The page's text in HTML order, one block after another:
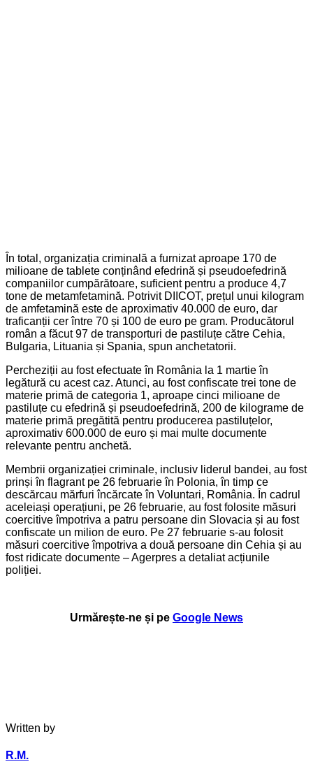
În total, organizația criminală a furnizat aproape 170 de
milioane de tablete conținând efedrină și pseudoefedrină
companiilor cumpărătoare, suficient pentru a produce 4,7
tone de metamfetamină. Potrivit DIICOT, prețul unui kilogram
de amfetamină este de aproximativ 40.000 de euro, dar
traficanții cer între 70 și 100 de euro pe gram. Producătorul
român a făcut 97 de transporturi de pastiluțe către Cehia,
Bulgaria, Lituania și Spania, spun anchetatorii.
Percheziții au fost efectuate în România la 1 martie în
legătură cu acest caz. Atunci, au fost confiscate trei tone de
materie primă de categoria 1, aproape cinci milioane de
pastiluțe cu efedrină și pseudoefedrină, 200 de kilograme de
materie primă pregătită pentru producerea pastiluțelor,
aproximativ 600.000 de euro și mai multe documente
relevante pentru anchetă.
Membrii organizației criminale, inclusiv liderul bandei, au fost
prinși în flagrant pe 26 februarie în Polonia, în timp ce
descărcau mărfuri încărcate în Voluntari, România. În cadrul
aceleiași operațiuni, pe 26 februarie, au fost folosite măsuri
coercitive împotriva a patru persoane din Slovacia și au fost
confiscate un milion de euro. Pe 27 februarie s-au folosit
măsuri coercitive împotriva a două persoane din Cehia și au
fost ridicate documente – Agerpres a detaliat acțiunile
poliției.
Urmărește-ne și pe Google News
Written by
R.M.